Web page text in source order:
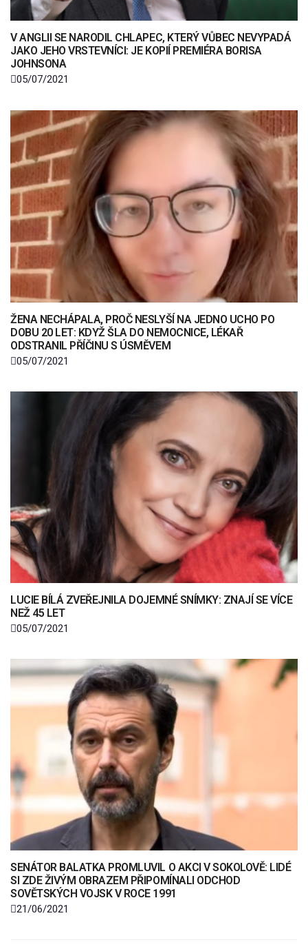
V ANGLII SE NARODIL CHLAPEC, KTERÝ VŮBEC NEVYPADÁ
JAKO JEHO VRSTEVNÍCI: JE KOPIÍ PREMIÉRA BORISA
JOHNSONA
05/07/2021
ŽENA NECHÁPALA, PROČ NESLYŠÍ NA JEDNO UCHO PO
DOBU 20 LET: KDYŽ ŠLA DO NEMOCNICE, LÉKAŘ
ODSTRANIL PŘÍČINU S ÚSMĚVEM
05/07/2021
LUCIE BÍLÁ ZVEŘEJNILA DOJEMNÉ SNÍMKY: ZNAJÍ SE VÍCE
NEŽ 45 LET
05/07/2021
SENÁTOR BALATKA PROMLUVIL O AKCI V SOKOLOVĚ: LIDÉ
SI ZDE ŽIVÝM OBRAZEM PŘIPOMÍNALI ODCHOD
SOVĚTSKÝCH VOJSK V ROCE 1991
21/06/2021